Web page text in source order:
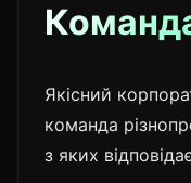
Якісний
команда
з яких